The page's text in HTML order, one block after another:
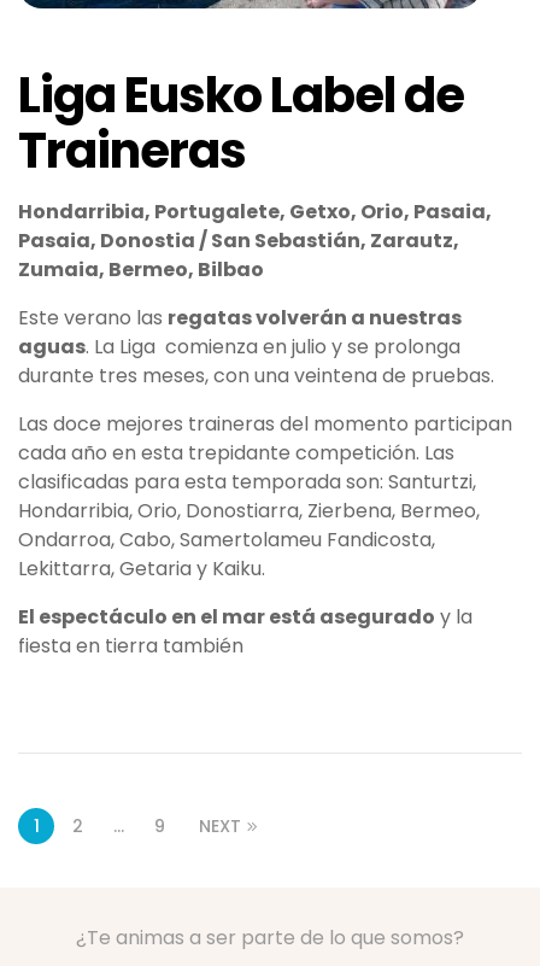
Liga Eusko Label de
Traineras
Hondarribia, Portugalete, Getxo, Orio, Pasaia,
Pasaia, Donostia / San Sebastián, Zarautz,
Zumaia, Bermeo, Bilbao
Este verano las regatas volverán a nuestras
aguas. La Liga comienza en julio y se prolonga
durante tres meses, con una veintena de pruebas.
Las doce mejores traineras del momento participan
cada año en esta trepidante competición. Las
clasificadas para esta temporada son: Santurtzi,
Hondarribia, Orio, Donostiarra, Zierbena, Bermeo,
Ondarroa, Cabo, Samertolameu Fandicosta,
Lekittarra, Getaria y Kaiku.
El espectáculo en el mar está asegurado y la
fiesta en tierra también
1 2 … 9 NEXT
¿Te animas a ser parte de lo que somos?